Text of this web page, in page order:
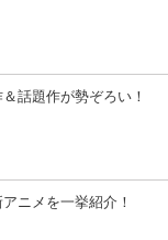
話題作が勢ぞろい！
ニメを一挙紹介！